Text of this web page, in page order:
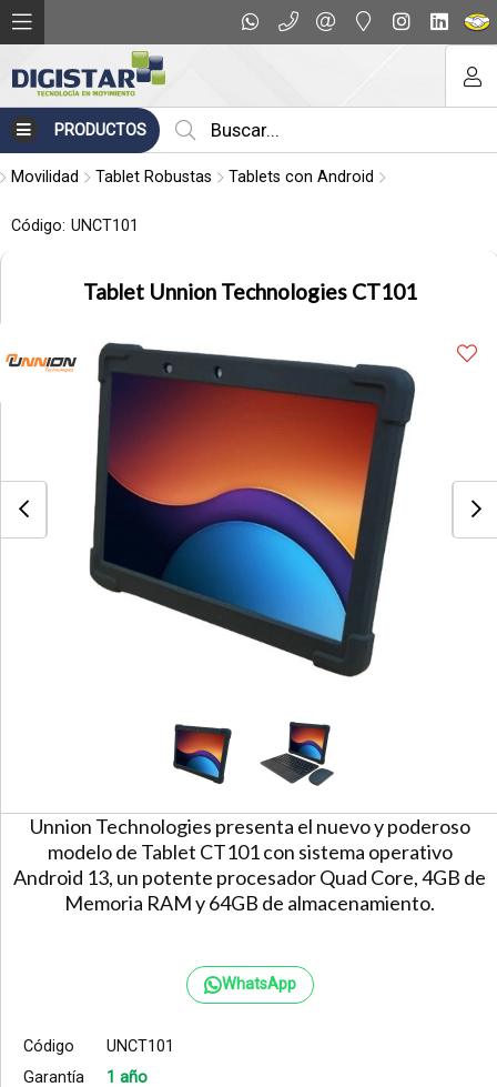
PRODUCTOS
Movilidad Tablet Robustas Tablets con Android
Código: UNCT101
Tablet Unnion Technologies CT101
Unnion Technologies presenta el nuevo y poderoso
modelo de Tablet CT101 con sistema operativo
Android 13, un potente procesador Quad Core, 4GB de
Memoria RAM y 64GB de almacenamiento.
WhatsApp
Código
UNCT101
Garantía
1 año